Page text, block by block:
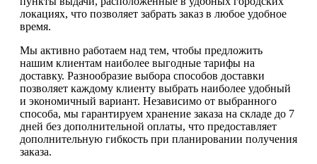
локациях, что позволяет забрать заказ в любое удобное
время.
Мы активно работаем над тем, чтобы предложить
нашим клиентам наиболее выгодные тарифы на
доставку. Разнообразие выбора способов доставки
позволяет каждому клиенту выбрать наиболее удобный
и экономичный вариант. Независимо от выбранного
способа, мы гарантируем хранение заказа на складе до 7
дней без дополнительной оплаты, что предоставляет
дополнительную гибкость при планировании получения
заказа.